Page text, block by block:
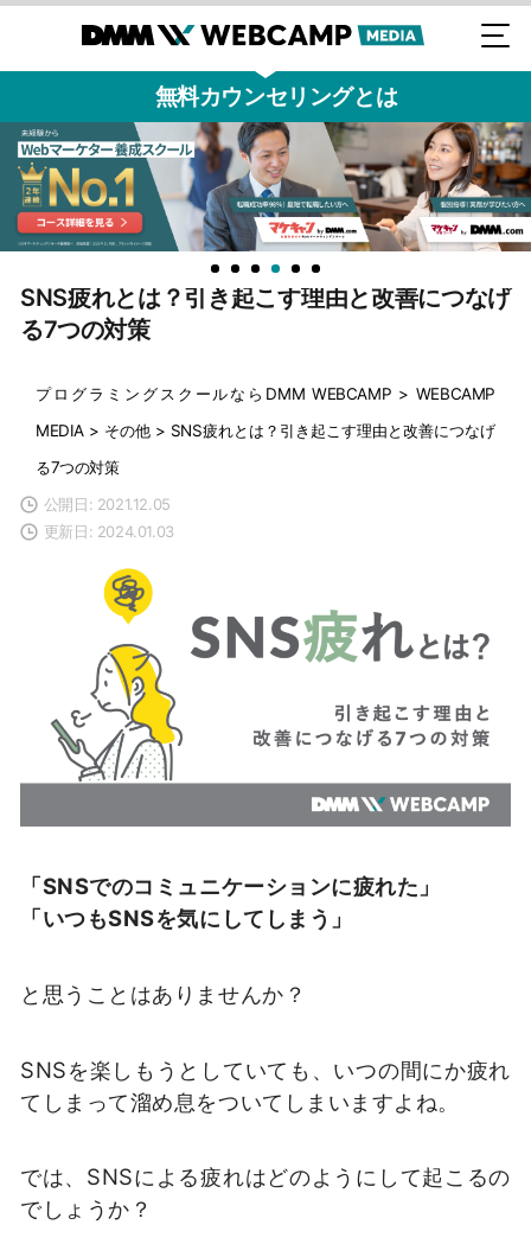
無料カウンセリングとは
SNS疲れとは？引き起こす理由と改善につなげ
る7つの対策
プログラミングスクールならDMM WEBCAMP > WEBCAMP
MEDIA > その他> SNS疲れとは？引き起こす理由と改善につなげ
る7つの対策
公開日: 2021.12.05
更新日: 2024.01.03
「SNSでのコミュニケーションに疲れた」
「いつもSNSを気にしてしまう」
と思うことはありませんか？
SNSを楽しもうとしていても、いつの間にか疲れ
てしまって溜め息をついてしまいますよね。
では、SNSによる疲れはどのようにして起こるの
でしょうか？